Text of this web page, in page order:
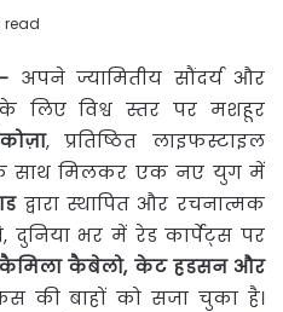
read
अपने ज्यामितीय सौंदर्य और
के लिए विश्वस्तर पर मशहूर
, प्रतिष्ठित लाइफस्टाइल
मिलकर एक नए युग में
द्वारा स्थापित और रचनात्मक
भर में रेड कार्पेट्स पर
कैबेलो, केट हडसन और
की बाहों को सजा चुका है।